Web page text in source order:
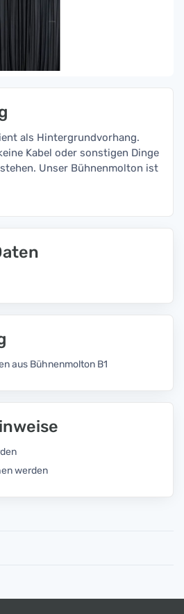
als Hintergrundvorhang.
Kabel oder sonstigen Dinge
Unser Bühnenmolton ist
aus Bühnenmolton B1
werden